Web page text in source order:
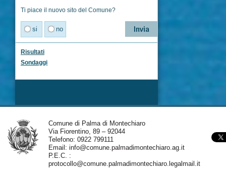
Ti piace il nuovo sito del Comune?
si no
Risultati
Sondaggi
Comune di Palma di Montechiaro
Via Fiorentino, 89 – 92044
Telefono: 0922 799111
Email: info@comune.palmadimontechiaro.ag.it
P.E.C. :
protocollo@comune.palmadimontechiaro.legalmail.it